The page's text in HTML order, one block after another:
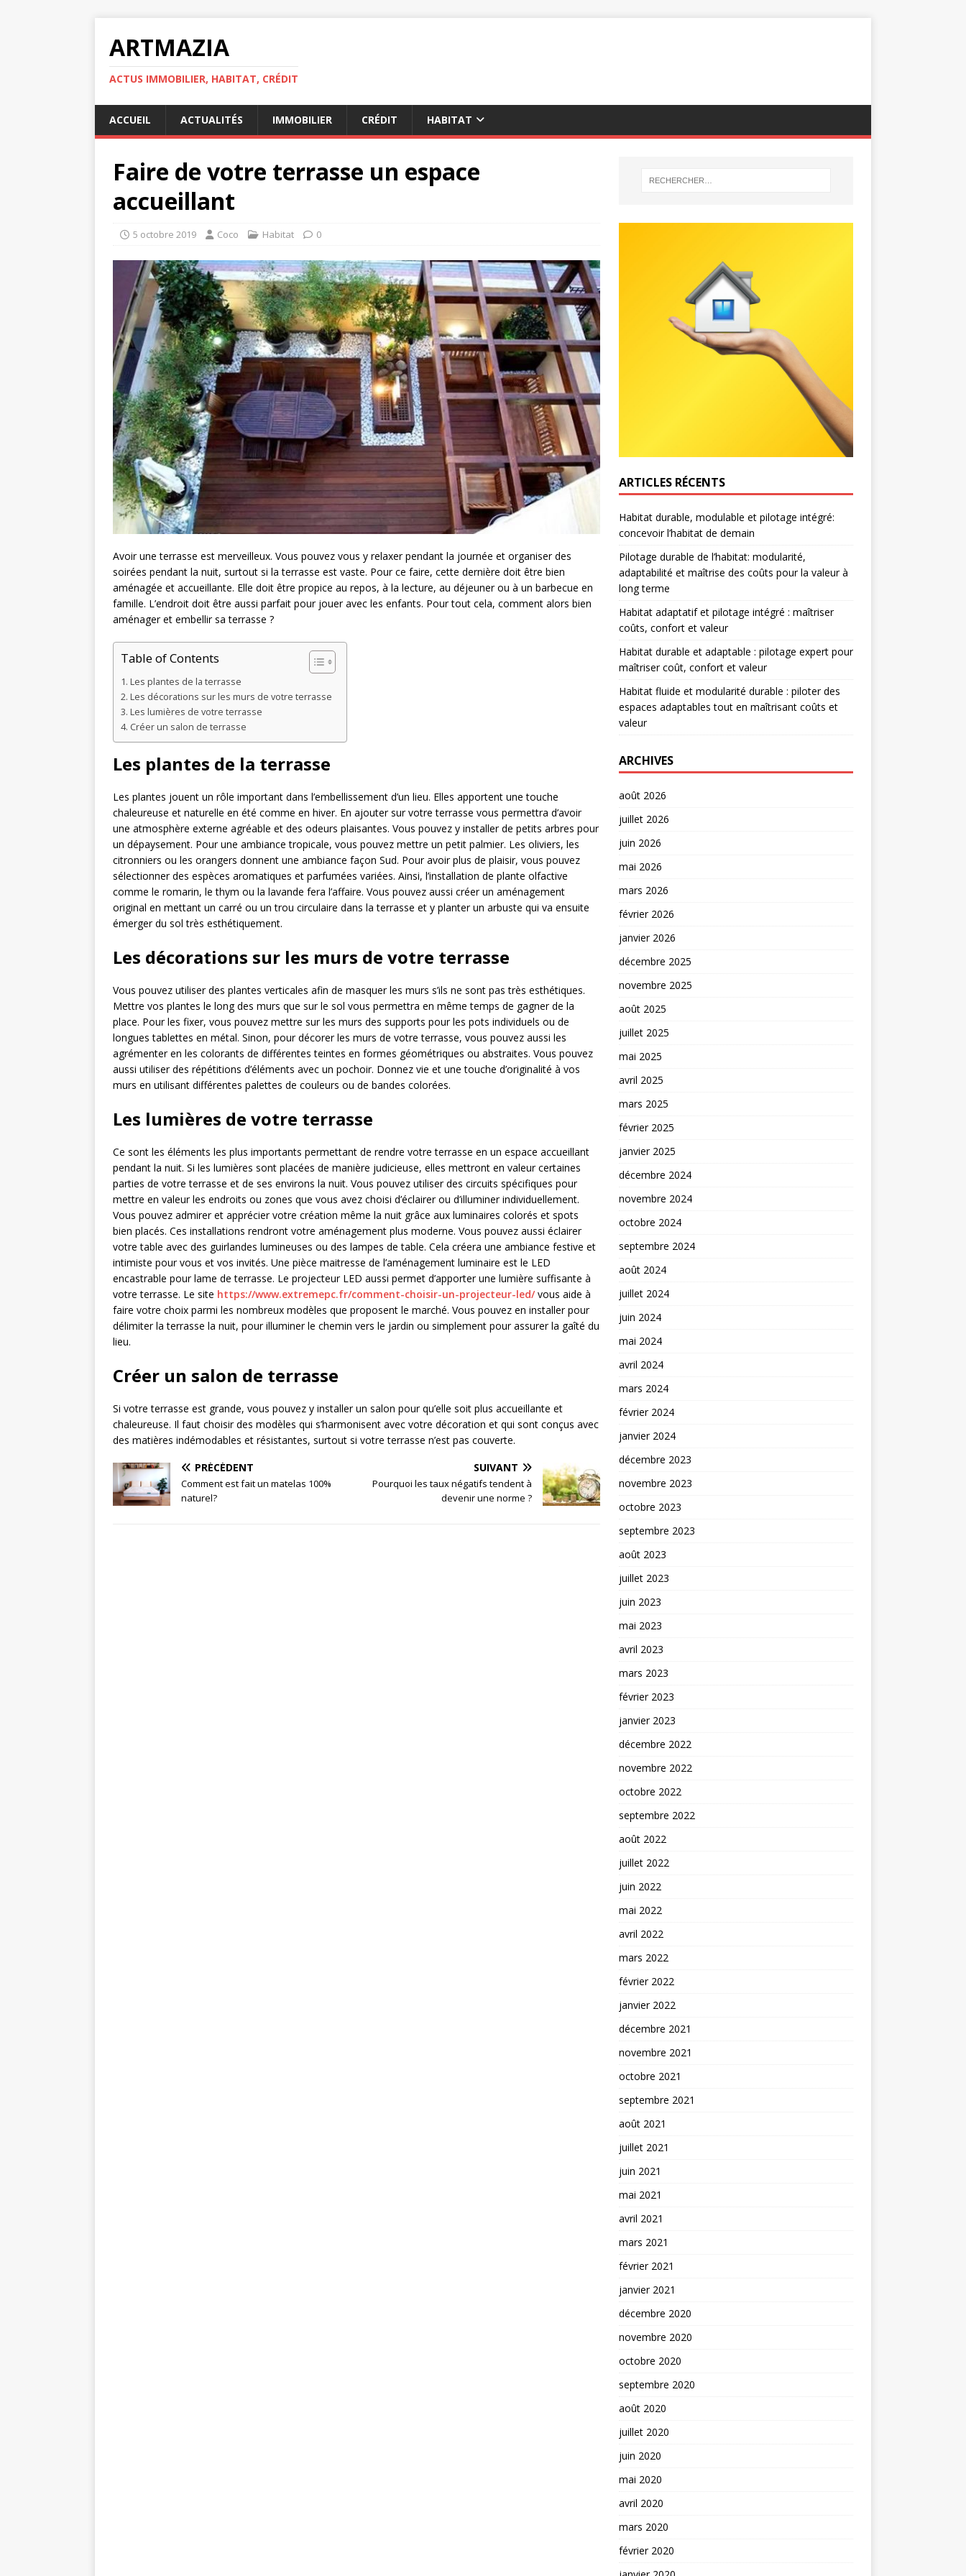
ARTMAZIA
ACTUS IMMOBILIER, HABITAT, CRÉDIT
ACCUEIL ACTUALITÉS IMMOBILIER CRÉDIT HABITAT
Faire de votre terrasse un espace
accueillant
5 octobre 2019 Coco Habitat 0
Avoir une terrasse est merveilleux. Vous pouvez vous y relaxer pendant la journée et organiser des
soirées pendant la nuit, surtout si la terrasse est vaste. Pour ce faire, cette dernière doit être bien
aménagée et accueillante. Elle doit être propice au repos, à la lecture, au déjeuner ou à un barbecue en
famille. L’endroit doit être aussi parfait pour jouer avec les enfants. Pour tout cela, comment alors bien
aménager et embellir sa terrasse ?
Table of Contents
Les plantes de la terrasse
Les décorations sur les murs de votre terrasse
Les lumières de votre terrasse
Créer un salon de terrasse
Les plantes de la terrasse
Les plantes jouent un rôle important dans l’embellissement d’un lieu. Elles apportent une touche
chaleureuse et naturelle en été comme en hiver. En ajouter sur votre terrasse vous permettra d’avoir
une atmosphère externe agréable et des odeurs plaisantes. Vous pouvez y installer de petits arbres pour
un dépaysement. Pour une ambiance tropicale, vous pouvez mettre un petit palmier. Les oliviers, les
citronniers ou les orangers donnent une ambiance façon Sud. Pour avoir plus de plaisir, vous pouvez
sélectionner des espèces aromatiques et parfumées variées. Ainsi, l’installation de plante olfactive
comme le romarin, le thym ou la lavande fera l’affaire. Vous pouvez aussi créer un aménagement
original en mettant un carré ou un trou circulaire dans la terrasse et y planter un arbuste qui va ensuite
émerger du sol très esthétiquement.
Les décorations sur les murs de votre terrasse
Vous pouvez utiliser des plantes verticales afin de masquer les murs s’ils ne sont pas très esthétiques.
Mettre vos plantes le long des murs que sur le sol vous permettra en même temps de gagner de la
place. Pour les fixer, vous pouvez mettre sur les murs des supports pour les pots individuels ou de
longues tablettes en métal. Sinon, pour décorer les murs de votre terrasse, vous pouvez aussi les
agrémenter en les colorants de différentes teintes en formes géométriques ou abstraites. Vous pouvez
aussi utiliser des répétitions d’éléments avec un pochoir. Donnez vie et une touche d’originalité à vos
murs en utilisant différentes palettes de couleurs ou de bandes colorées.
Les lumières de votre terrasse
Ce sont les éléments les plus importants permettant de rendre votre terrasse en un espace accueillant
pendant la nuit. Si les lumières sont placées de manière judicieuse, elles mettront en valeur certaines
parties de votre terrasse et de ses environs la nuit. Vous pouvez utiliser des circuits spécifiques pour
mettre en valeur les endroits ou zones que vous avez choisi d’éclairer ou d’illuminer individuellement.
Vous pouvez admirer et apprécier votre création même la nuit grâce aux luminaires colorés et spots
bien placés. Ces installations rendront votre aménagement plus moderne. Vous pouvez aussi éclairer
votre table avec des guirlandes lumineuses ou des lampes de table. Cela créera une ambiance festive et
intimiste pour vous et vos invités. Une pièce maitresse de l’aménagement luminaire est le LED
encastrable pour lame de terrasse. Le projecteur LED aussi permet d’apporter une lumière suffisante à
votre terrasse. Le site https://www.extremepc.fr/comment-choisir-un-projecteur-led/vous aide à
faire votre choix parmi les nombreux modèles que proposent le marché. Vous pouvez en installer pour
délimiter la terrasse la nuit, pour illuminer le chemin vers le jardin ou simplement pour assurer la gaîté du
lieu.
Créer un salon de terrasse
Si votre terrasse est grande, vous pouvez y installer un salon pour qu’elle soit plus accueillante et
chaleureuse. Il faut choisir des modèles qui s’harmonisent avec votre décoration et qui sont conçus avec
des matières indémodables et résistantes, surtout si votre terrasse n’est pas couverte.
PRÉCÉDENT
Comment est fait un matelas 100%
naturel?
SUIVANT
Pourquoi les taux négatifs tendent à
devenir une norme ?
ARTICLES RÉCENTS
Habitat durable, modulable et pilotage intégré:
concevoir l’habitat de demain
Pilotage durable de l’habitat: modularité,
adaptabilité et maîtrise des coûts pour la valeur à
long terme
Habitat adaptatif et pilotage intégré : maîtriser
coûts, confort et valeur
Habitat durable et adaptable : pilotage expert pour
maîtriser coût, confort et valeur
Habitat fluide et modularité durable : piloter des
espaces adaptables tout en maîtrisant coûts et
valeur
ARCHIVES
août 2026
juillet 2026
juin 2026
mai 2026
mars 2026
février 2026
janvier 2026
décembre 2025
novembre 2025
août 2025
juillet 2025
mai 2025
avril 2025
mars 2025
février 2025
janvier 2025
décembre 2024
novembre 2024
octobre 2024
septembre 2024
août 2024
juillet 2024
juin 2024
mai 2024
avril 2024
mars 2024
février 2024
janvier 2024
décembre 2023
novembre 2023
octobre 2023
septembre 2023
août 2023
juillet 2023
juin 2023
mai 2023
avril 2023
mars 2023
février 2023
janvier 2023
décembre 2022
novembre 2022
octobre 2022
septembre 2022
août 2022
juillet 2022
juin 2022
mai 2022
avril 2022
mars 2022
février 2022
janvier 2022
décembre 2021
novembre 2021
octobre 2021
septembre 2021
août 2021
juillet 2021
juin 2021
mai 2021
avril 2021
mars 2021
février 2021
janvier 2021
décembre 2020
novembre 2020
octobre 2020
septembre 2020
août 2020
juillet 2020
juin 2020
mai 2020
avril 2020
mars 2020
février 2020